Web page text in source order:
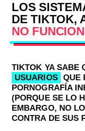
LOS
DE TIKTOK,
NO
TIKTOK YA SABE
USUARIOS QUE
PORNOGRAFÍA
(PORQUE SE LO
EMBARGO, NO
CONTRA DE SUS